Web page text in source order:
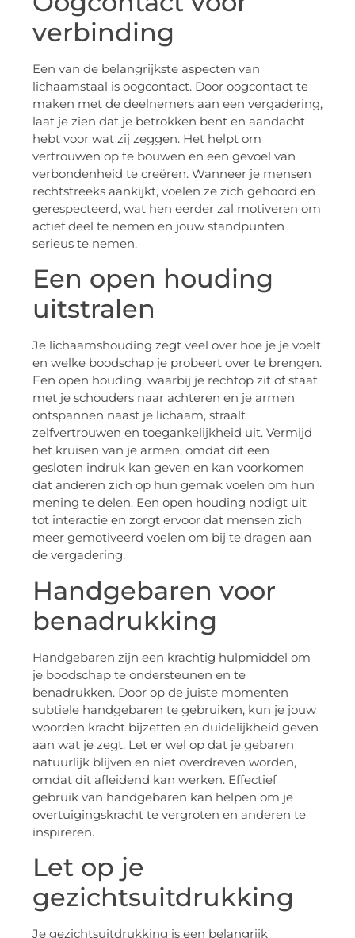
verbinding
Een van de belangrijkste aspecten van
lichaamstaal is oogcontact. Door oogcontact te
maken met de deelnemers aan een vergadering,
laat je zien dat je betrokken bent en aandacht
hebt voor wat zij zeggen. Het helpt om
vertrouwen op te bouwen en een gevoel van
verbondenheid te creëren. Wanneer je mensen
rechtstreeks aankijkt, voelen ze zich gehoord en
gerespecteerd, wat hen eerder zal motiveren om
actief deel te nemen en jouw standpunten
serieus te nemen.
Een open houding
uitstralen
Je lichaamshouding zegt veel over hoe je je voelt
en welke boodschap je probeert over te brengen.
Een open houding, waarbij je rechtop zit of staat
met je schouders naar achteren en je armen
ontspannen naast je lichaam, straalt
zelfvertrouwen en toegankelijkheid uit. Vermijd
het kruisen van je armen, omdat dit een
gesloten indruk kan geven en kan voorkomen
dat anderen zich op hun gemak voelen om hun
mening te delen. Een open houding nodigt uit
tot interactie en zorgt ervoor dat mensen zich
meer gemotiveerd voelen om bij te dragen aan
de vergadering.
Handgebaren voor
benadrukking
Handgebaren zijn een krachtig hulpmiddel om
je boodschap te ondersteunen en te
benadrukken. Door op de juiste momenten
subtiele handgebaren te gebruiken, kun je jouw
woorden kracht bijzetten en duidelijkheid geven
aan wat je zegt. Let er wel op dat je gebaren
natuurlijk blijven en niet overdreven worden,
omdat dit afleidend kan werken. Effectief
gebruik van handgebaren kan helpen om je
overtuigingskracht te vergroten en anderen te
inspireren.
Let op je
gezichtsuitdrukking
Je gezichtsuitdrukking is een belangrijk